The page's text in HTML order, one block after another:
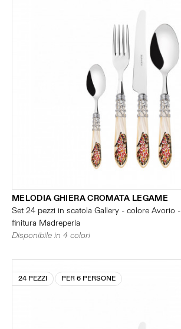
MELODIA GHIERA CROMATA LEGAME
Set 24 pezzi in scatola Gallery - colore Avorio -
finitura Madreperla
Disponibile in 4 colori
24 PEZZI PER 6 PERSONE